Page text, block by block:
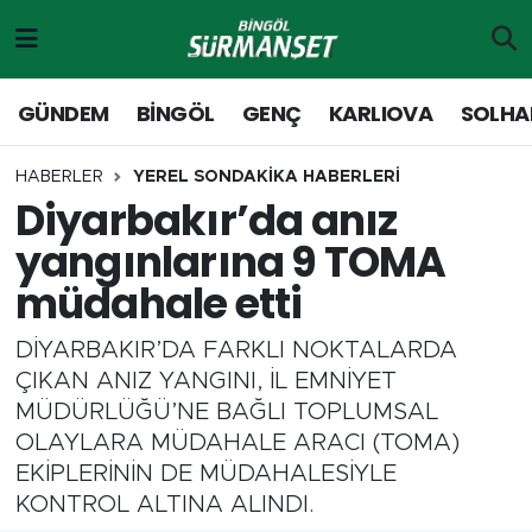
GÜNDEM BİNGÖL GENÇ KARLIOVA
HABERLER YEREL SONDAKİKA HABERLERİ
Diyarbakır’da anız
yangınlarına 9 TOMA
müdahale etti
DİYARBAKIR’DA FARKLI NOKTALARDA
ÇIKAN ANIZ YANGINI, İL EMNİYET
MÜDÜRLÜĞÜ’NE BAĞLI TOPLUMSAL
OLAYLARA MÜDAHALE ARACI (TOMA)
EKİPLERİNİN DE MÜDAHALESİYLE
KONTROL ALTINA ALINDI.
Genç
Solhan
Karlıova
Yayladere-Yedisu
MD Prestij Dergisi
Siyaset
Merkez Hava Durumu
Merkez Trafik Yoğunluk Haritası
Süper Lig Puan Durumu ve Fikstür
Son Dakika Haberleri
Haber Arşivi